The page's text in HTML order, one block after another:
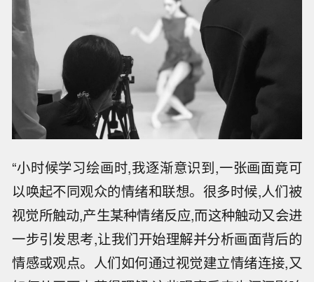
“小时候学习绘画时,我逐渐意识到,一张画面竟可
以唤起不同观众的情绪和联想。很多时候,人们被
视觉所触动,产生某种情绪反应,而这种触动又会进
一步引发思考,让我们开始理解并分析画面背后的
情感或观点。人们如何通过视觉建立情绪连接,又